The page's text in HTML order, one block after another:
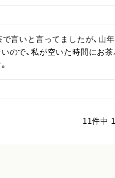
言いと言ってましたが、山
ので、私が空いた時間にお
11件中 1